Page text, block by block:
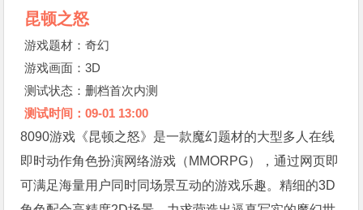
昆顿之怒
游戏题材：奇幻
游戏画面：3D
测试状态：删档首次内测
测试时间：09-01 13:00
8090游戏《昆顿之怒》是一款魔幻题材的大型多人在线
即时动作角色扮演网络游戏（MMORPG），通过网页即
可满足海量用户同时同场景互动的游戏乐趣。精细的3D